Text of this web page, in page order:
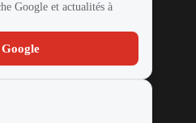
Google et actualités à